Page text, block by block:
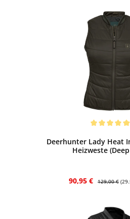
Deerhunter Lady Heat
Heizweste
Verkaufspreis:
90,95 € Regulärer
129,00 €